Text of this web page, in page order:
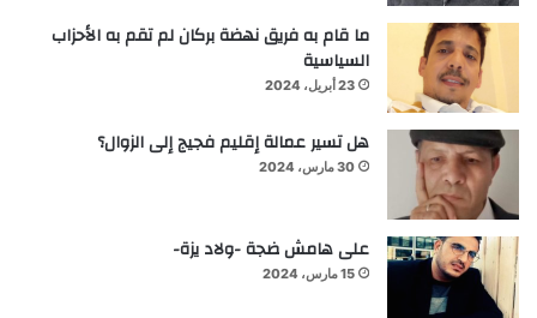
ما قام به فريق نهضة بركان لم تقم به الأحزاب
السياسية
23 أبريل، 2024
هل تسير عمالة إقليم فجيج إلى الزوال؟
30 مارس، 2024
على هامش ضجة -ولاد يزة-
15 مارس، 2024